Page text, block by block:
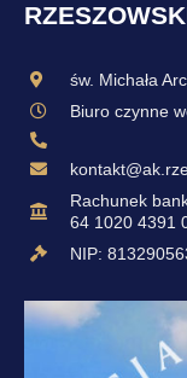
św. Michała
Biuro czynne
Rachunek
64 1020 4391
NIP: